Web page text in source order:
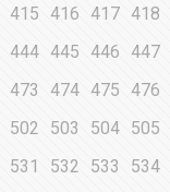
415 416 417 418
444 445 446 447
473 474 475 476
502 503 504 505
531 532 533 534